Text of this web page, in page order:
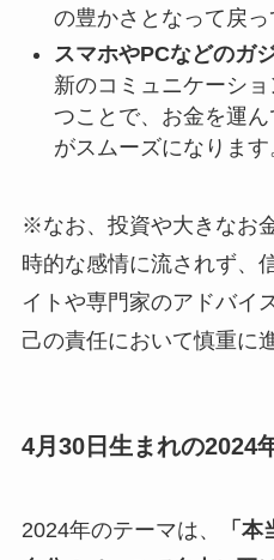
の豊かさとなって戻っ
スマホやPCなどのガ
新のコミュニケーシ
つことで、お金を運
がスムーズになります
※なお、投資や大きなお
時的な感情に流されず、
イトや専門家のアドバイ
己の責任において慎重に
4月30日生まれの2024
2024年のテーマは、
「